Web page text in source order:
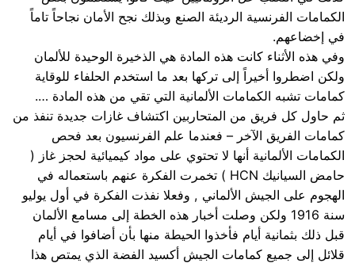
الكمامات الفرنسية الرديئة الصنع وبذلك نجح الأمان نجاحاً تاماً
في إخضاعهم.
وفي هذه الأثناء كانت هذه المادة هي الذخيرة الوحيدة للألمان
ولكن اضطروا أخيراً إلى تركها بعد ما استخدم الحلفاء للوقاية
كمامات تشبه الكمامات الألمانية التي تقي من هذه المادة ….
ثم حاول كل فريق من المتحاربين اكتشاف غازات جديدة تنفذ من
كمامات الفريق الآخر – فعندما علم الفرنسيون بعد فحص
الكمامات الألمانية أنها لا تحتوي على مواد كيميائية لحجز غاز (
حامض السيانيك HCN ) تخمرت الفكرة عنهم باستعماله في
الهجوم على الجيش الألماني , وفعلا نفذت الفكرة في أول يوليو
سنة 1916 ولكن وصلت أخبار هذه الخطة إلى مسامع الألمان
قبل ذلك بثمانية أيام فأخذوا الحيطة منها بأن أضافوا في أيام
قلائل إلى جميع كمامات الجيش أكسيد الفضة الذي يمتص هذا